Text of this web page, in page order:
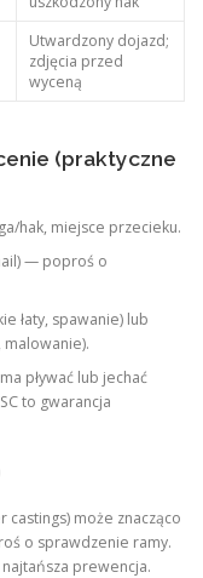
Utwardzony dojazd;
zdjęcia przed
wyceną
(praktyczne
hak, miejsce przecieku.
— poproś o
łaty, spawanie) lub
pływać lub jechać
to gwarancja
castings) może znacząco
o sprawdzenie ramy.
najtańsza prewencja.